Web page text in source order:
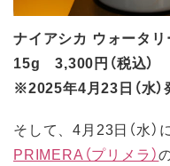
ナイアシカ ウォータ
15g 3,300円（税込）
※2025年4月23日（水）
そして、4月23日（水
PRIMERA（プリメラ）